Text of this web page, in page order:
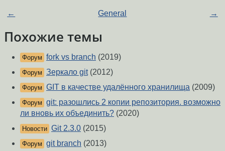
← General →
Похожие темы
Форум fork vs branch (2019)
Форум Зеркало git(2012)
Форум GIT в качестве удалённого хранилища (2009)
Форум git: разошлись 2 копии репозитория. возможно
ли вновь их объединить? (2020)
Новости Git 2.3.0 (2015)
Форум git branch (2013)